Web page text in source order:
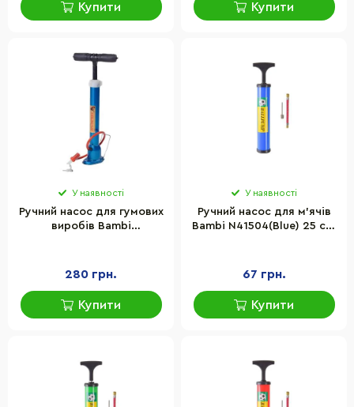
Купити Купити
У наявності
Ручний насос для гумових
виробів Bambi
280 грн.
Купити
У наявності
Ручний насос для м'ячів
Bambi N41504(Blue) 25 см,
67 грн.
Купити